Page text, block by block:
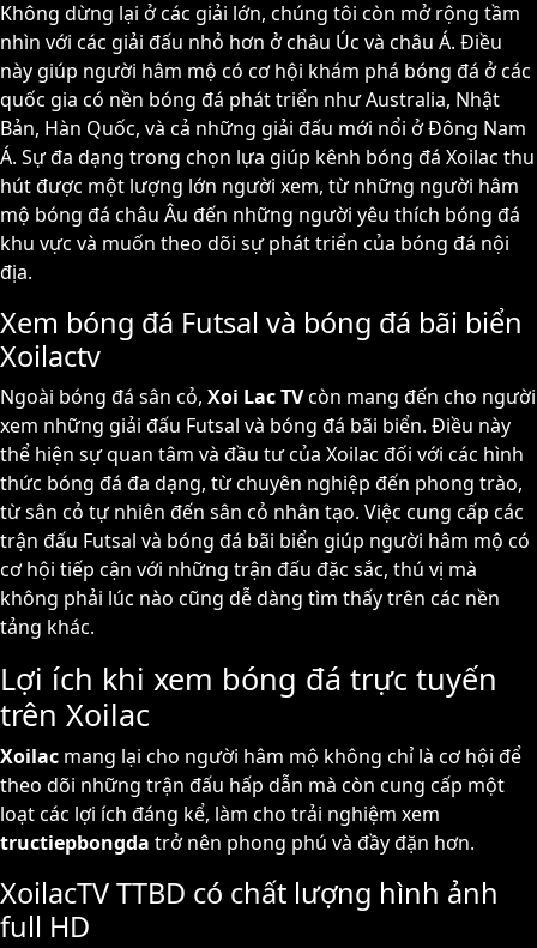
Không dừng lại ở các giải lớn, chúng tôi còn mở rộng tầm
nhìn với các giải đấu nhỏ hơn ở châu Úc và châu Á. Điều
này giúp người hâm mộ có cơ hội khám phá bóng đá ở các
quốc gia có nền bóng đá phát triển như Australia, Nhật
Bản, Hàn Quốc, và cả những giải đấu mới nổi ở Đông Nam
Á. Sự đa dạng trong chọn lựa giúp kênh bóng đá Xoilac thu
hút được một lượng lớn người xem, từ những người hâm
mộ bóng đá châu Âu đến những người yêu thích bóng đá
khu vực và muốn theo dõi sự phát triển của bóng đá nội
địa.
Xem bóng đá Futsal và bóng đá bãi biển
Xoilactv
Ngoài bóng đá sân cỏ, Xoi Lac TVcòn mang đến cho người
xem những giải đấu Futsal và bóng đá bãi biển. Điều này
thể hiện sự quan tâm và đầu tư của Xoilac đối với các hình
thức bóng đá đa dạng, từ chuyên nghiệp đến phong trào,
từ sân cỏ tự nhiên đến sân cỏ nhân tạo. Việc cung cấp các
trận đấu Futsal và bóng đá bãi biển giúp người hâm mộ có
cơ hội tiếp cận với những trận đấu đặc sắc, thú vị mà
không phải lúc nào cũng dễ dàng tìm thấy trên các nền
tảng khác.
Lợi ích khi xem bóng đá trực tuyến
trên Xoilac
Xoilac mang lại cho người hâm mộ không chỉ là cơ hội để
theo dõi những trận đấu hấp dẫn mà còn cung cấp một
loạt các lợi ích đáng kể, làm cho trải nghiệm xem
tructiepbongda trở nên phong phú và đầy đặn hơn.
XoilacTV TTBD có chất lượng hình ảnh
full HD